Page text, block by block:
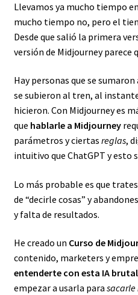
Llevamos ya mucho tiempo
mucho tiempo no, pero el
Desde que salió la primera
versión de Midjourney parece
Hay personas que se
se subieron al tren, al
hicieron. Con Midjourney es
que hablarle a Midjourney
parámetros y ciertas reglas,
intuitivo que ChatGPT y esto
Lo más probable es que
de “decirle cosas” y
y falta de resultados.
He creado un Curso de
contenido, marketers y
entenderte con esta IA
empezar a usarla para